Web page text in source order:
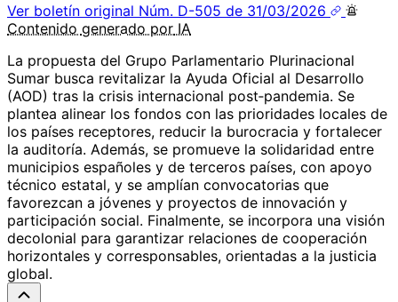
Ver boletín original Núm. D-505 de 31/03/2026
Contenido generado por IA
La propuesta del Grupo Parlamentario Plurinacional
Sumar busca revitalizar la Ayuda Oficial al Desarrollo
(AOD) tras la crisis internacional post‑pandemia. Se
plantea alinear los fondos con las prioridades locales de
los países receptores, reducir la burocracia y fortalecer
la auditoría. Además, se promueve la solidaridad entre
municipios españoles y de terceros países, con apoyo
técnico estatal, y se amplían convocatorias que
favorezcan a jóvenes y proyectos de innovación y
participación social. Finalmente, se incorpora una visión
decolonial para garantizar relaciones de cooperación
horizontales y corresponsables, orientadas a la justicia
global.